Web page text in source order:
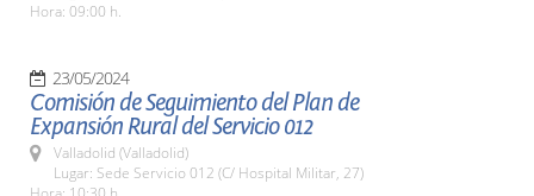
Hora: 09:00 h.
23/05/2024
Comisión de Seguimiento del Plan de
Expansión Rural del Servicio 012
Valladolid (Valladolid)
Lugar: Sede Servicio 012 (C/ Hospital Militar, 27)